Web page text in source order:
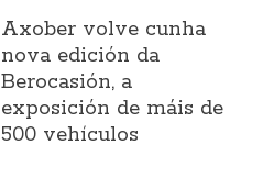
Axober volve cunha
nova edición da
Berocasión, a
exposición de máis de
500 vehículos